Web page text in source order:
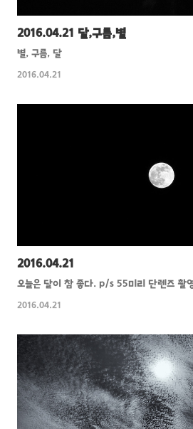
2016.04.21 달,구름,별
별, 구름, 달
2016.04.21
2016.04.21
오늘은 달이 참 좋다. p/s 55미리 단렌즈 촬
2016.04.21